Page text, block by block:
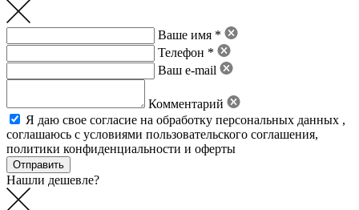
Ваше имя *
Телефон *
Ваш e-mail
Комментарий
Я даю свое согласие на обработку персональных данных ,
соглашаюсь с условиями пользовательского соглашения,
политики конфиденциальности и оферты
Нашли дешевле?